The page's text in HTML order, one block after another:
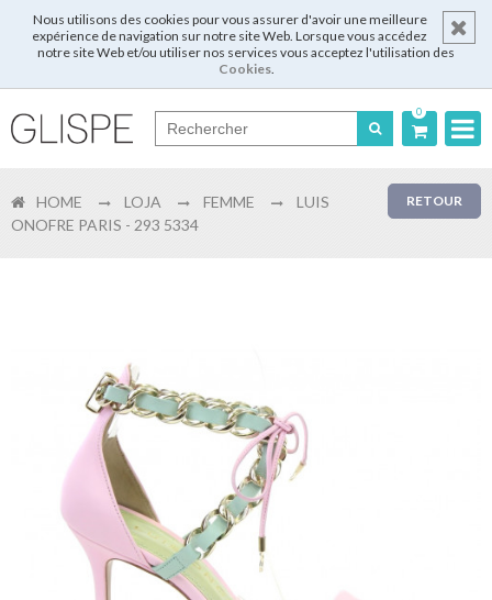
Nous utilisons des cookies pour vous assurer d'avoir une meilleure
expérience de navigation sur notre site Web. Lorsque vous accédez
notre site Web et/ou utiliser nos services vous acceptez l'utilisation des
Cookies.
0
English
Login
Enregistrer
Mon
panier
RETOUR
HOME LOJA FEMME
LUIS
ONOFRE PARIS - 293 5334